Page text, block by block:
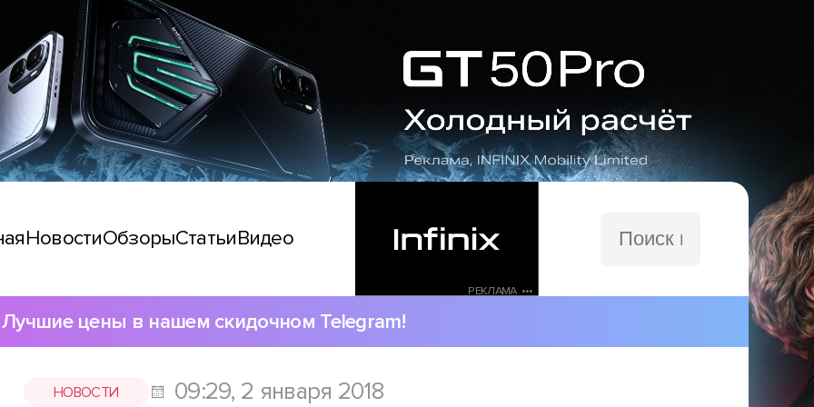
НовостиОбзорыСтатьиВидео
РЕКЛАМА •••
сайту
Лучшие цены в нашем скидочном Telegram!
НОВОСТИ 09:29, 2 января 2018